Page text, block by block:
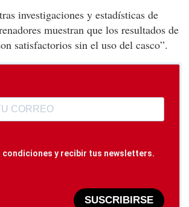
investigaciones y estadísticas de
muestran que los resultados de
satisfactorios sin el uso del casco”.
condiciones y recibir tus newsletters.
SUSCRIBIRSE